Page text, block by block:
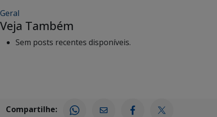
Geral
Veja Também
Sem posts recentes disponíveis.
Compartilhe: